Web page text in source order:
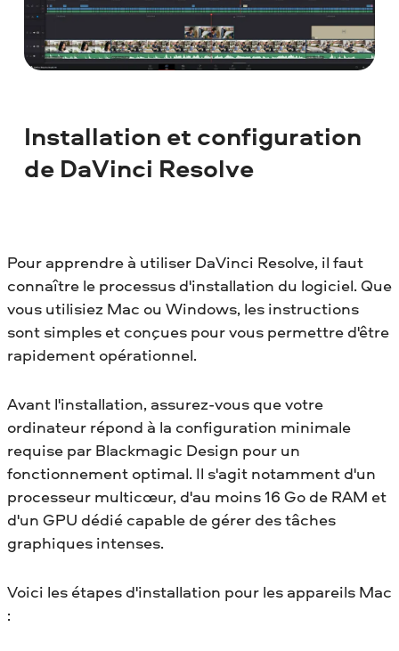
Installation et configuration
de DaVinci Resolve
Pour apprendre à utiliser DaVinci Resolve, il faut
connaître le processus d'installation du logiciel. Que
vous utilisiez Mac ou Windows, les instructions
sont simples et conçues pour vous permettre d'être
rapidement opérationnel.
Avant l'installation, assurez-vous que votre
ordinateur répond à la configuration minimale
requise par Blackmagic Design pour un
fonctionnement optimal. Il s'agit notamment d'un
processeur multicœur, d'au moins 16 Go de RAM et
d'un GPU dédié capable de gérer des tâches
graphiques intenses.
Voici les étapes d'installation pour les appareils Mac
: